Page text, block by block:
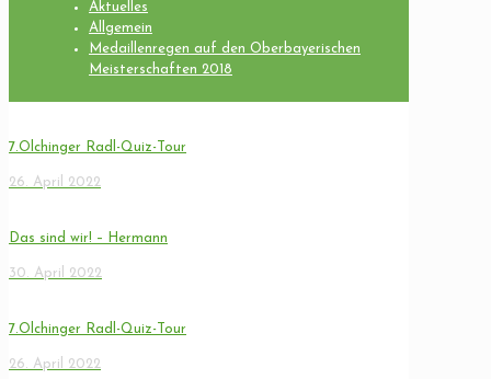
Aktuelles
Allgemein
Medaillenregen auf den Oberbayerischen
Meisterschaften 2018
7.Olchinger Radl-Quiz-Tour
26. April 2022
Das sind wir! – Hermann
30. April 2022
7.Olchinger Radl-Quiz-Tour
26. April 2022